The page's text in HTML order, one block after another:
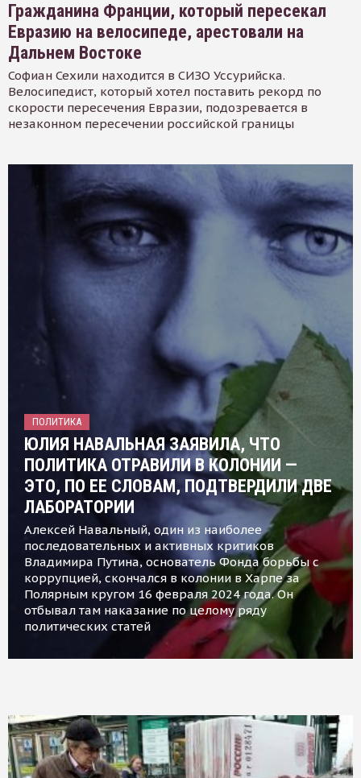
Гражданина Франции, который пересекал
Евразию на велосипеде, арестовали на
Дальнем Востоке
Софиан Сехили находится в СИЗО Уссурийска.
Велосипедист, который хотел поставить рекорд по
скорости пересечения Евразии, подозревается в
незаконном пересечении российской границы
ПОЛИТИКА
ЮЛИЯ НАВАЛЬНАЯ ЗАЯВИЛА, ЧТО
ПОЛИТИКА ОТРАВИЛИ В КОЛОНИИ —
ЭТО, ПО ЕЕ СЛОВАМ, ПОДТВЕРДИЛИ ДВЕ
ЛАБОРАТОРИИ
Алексей Навальный, один из наиболее
последовательных и активных критиков
Владимира Путина, основатель Фонда борьбы с
коррупцией, скончался в колонии в Харпе за
Полярным кругом 16 февраля 2024 года. Он
отбывал там наказание по целому ряду
политических статей